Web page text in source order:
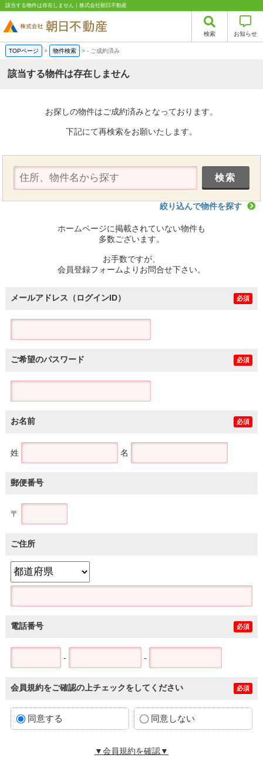
該当する物件は存在しません｜株式会社朝日不動産
検索 お知らせ
TOPページ > 物件検索 >- ご成約済み
該当する物件は存在しません
お探しの物件はご成約済みとなっております。
下記にて再検索をお願いたします。
絞り込んで物件を探す
ホームページに掲載されていない物件も
多数ございます。
お手数ですが、
会員登録フォームよりお問合せ下さい。
メールアドレス（ログインID） 必須
ご希望のパスワード 必須
お名前 必須
姓 名
郵便番号
〒
ご住所
電話番号 必須
- -
会員規約をご確認の上チェックをしてください 必須
同意する 同意しない
▼会員規約を確認▼